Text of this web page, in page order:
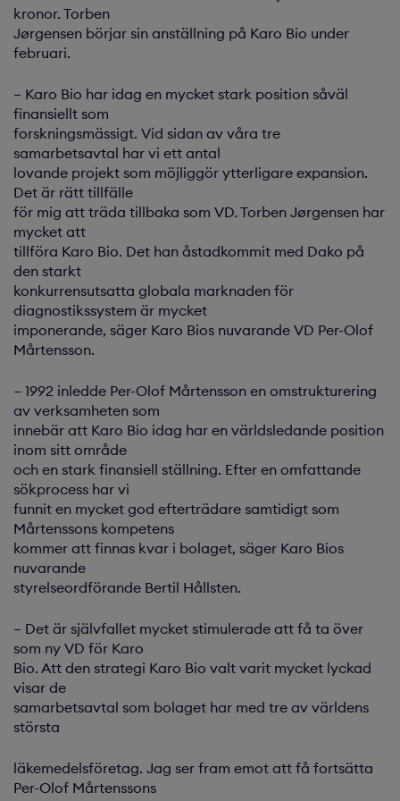
kronor. Torben
Jørgensen börjar sin anställning på Karo Bio under
februari.
– Karo Bio har idag en mycket stark position såväl
finansiellt som
forskningsmässigt. Vid sidan av våra tre
samarbetsavtal har vi ett antal
lovande projekt som möjliggör ytterligare expansion.
Det är rätt tillfälle
för mig att träda tillbaka som VD. Torben Jørgensen har
mycket att
tillföra Karo Bio. Det han åstadkommit med Dako på
den starkt
konkurrensutsatta globala marknaden för
diagnostikssystem är mycket
imponerande, säger Karo Bios nuvarande VD Per-Olof
Mårtensson.
– 1992 inledde Per-Olof Mårtensson en omstrukturering
av verksamheten som
innebär att Karo Bio idag har en världsledande position
inom sitt område
och en stark finansiell ställning. Efter en omfattande
sökprocess har vi
funnit en mycket god efterträdare samtidigt som
Mårtenssons kompetens
kommer att finnas kvar i bolaget, säger Karo Bios
nuvarande
styrelseordförande Bertil Hållsten.
– Det är självfallet mycket stimulerade att få ta över
som ny VD för Karo
Bio. Att den strategi Karo Bio valt varit mycket lyckad
visar de
samarbetsavtal som bolaget har med tre av världens
största
läkemedelsföretag. Jag ser fram emot att få fortsätta
Per-Olof Mårtenssons